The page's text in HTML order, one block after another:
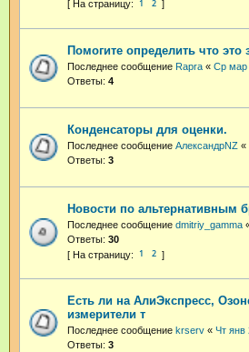
1 2
Помогите определить что это
Последнее сообщение Rapra « Ср мар
Ответы: 4
Конденсаторы для оценки.
Последнее сообщение АлександрNZ «
Ответы: 3
Новости по альтернативным
Последнее сообщение dmitriy_gamma
Ответы: 30
1 2
Есть ли на АлиЭкспресс,
измерители т
Последнее сообщение krserv « Чт янв
Ответы: 3